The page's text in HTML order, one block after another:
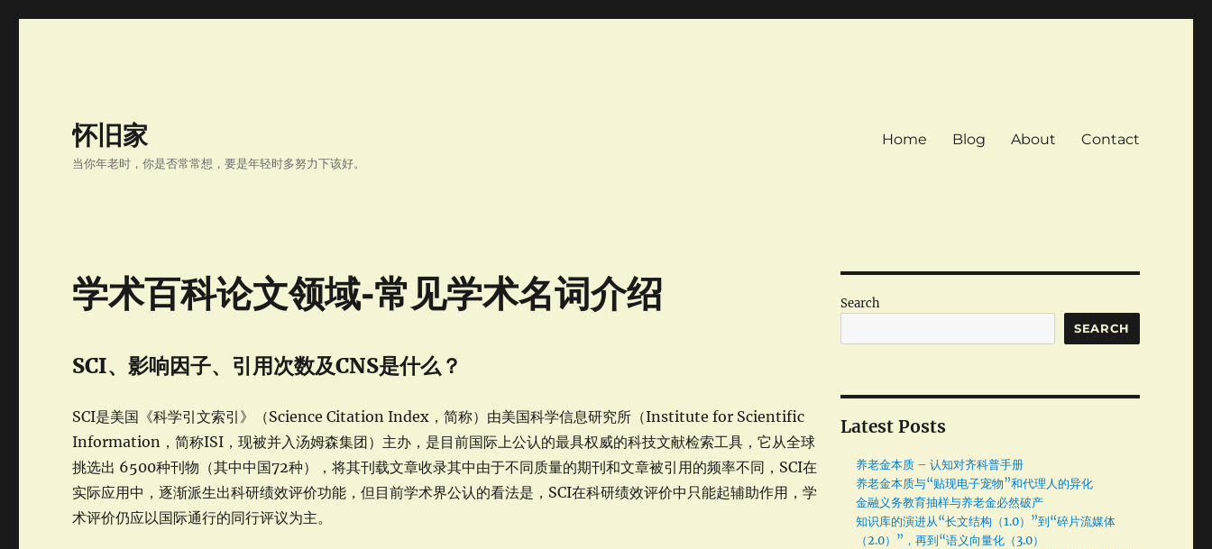
怀旧家
当你年老时，你是否常常想，要是年轻时多努力下该好。
Home Blog About Contact
学术百科论文领域-常见学术名词介绍
SCI、影响因子、引用次数及CNS是什么？
SCI是美国《科学引文索引》（Science Citation Index，简称）由美国科学信息研究所（Institute for Scientific
Information，简称ISI，现被并入汤姆森集团）主办，是目前国际上公认的最具权威的科技文献检索工具，它从全球
挑选出 6500种刊物（其中中国72种），将其刊载文章收录其中由于不同质量的期刊和文章被引用的频率不同，SCI在
实际应用中，逐渐派生出科研绩效评价功能，但目前学术界公认的看法是，SCI在科研绩效评价中只能起辅助作用，学
术评价仍应以国际通行的同行评议为主。
Search
SEARCH
Latest Posts
养老金本质 – 认知对齐科普手册
养老金本质与“贴现电子宠物”和代理人的异化
金融义务教育抽样与养老金必然破产
知识库的演进从“长文结构（1.0）”到“碎片流媒体
（2.0）”，再到“语义向量化（3.0）